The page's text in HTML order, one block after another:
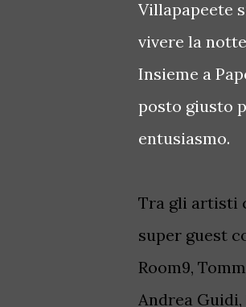
Villapapeete
vivere la
Insieme a
posto giusto
entusiasmo.
Tra gli artisti
super guest
Room9,
Andrea